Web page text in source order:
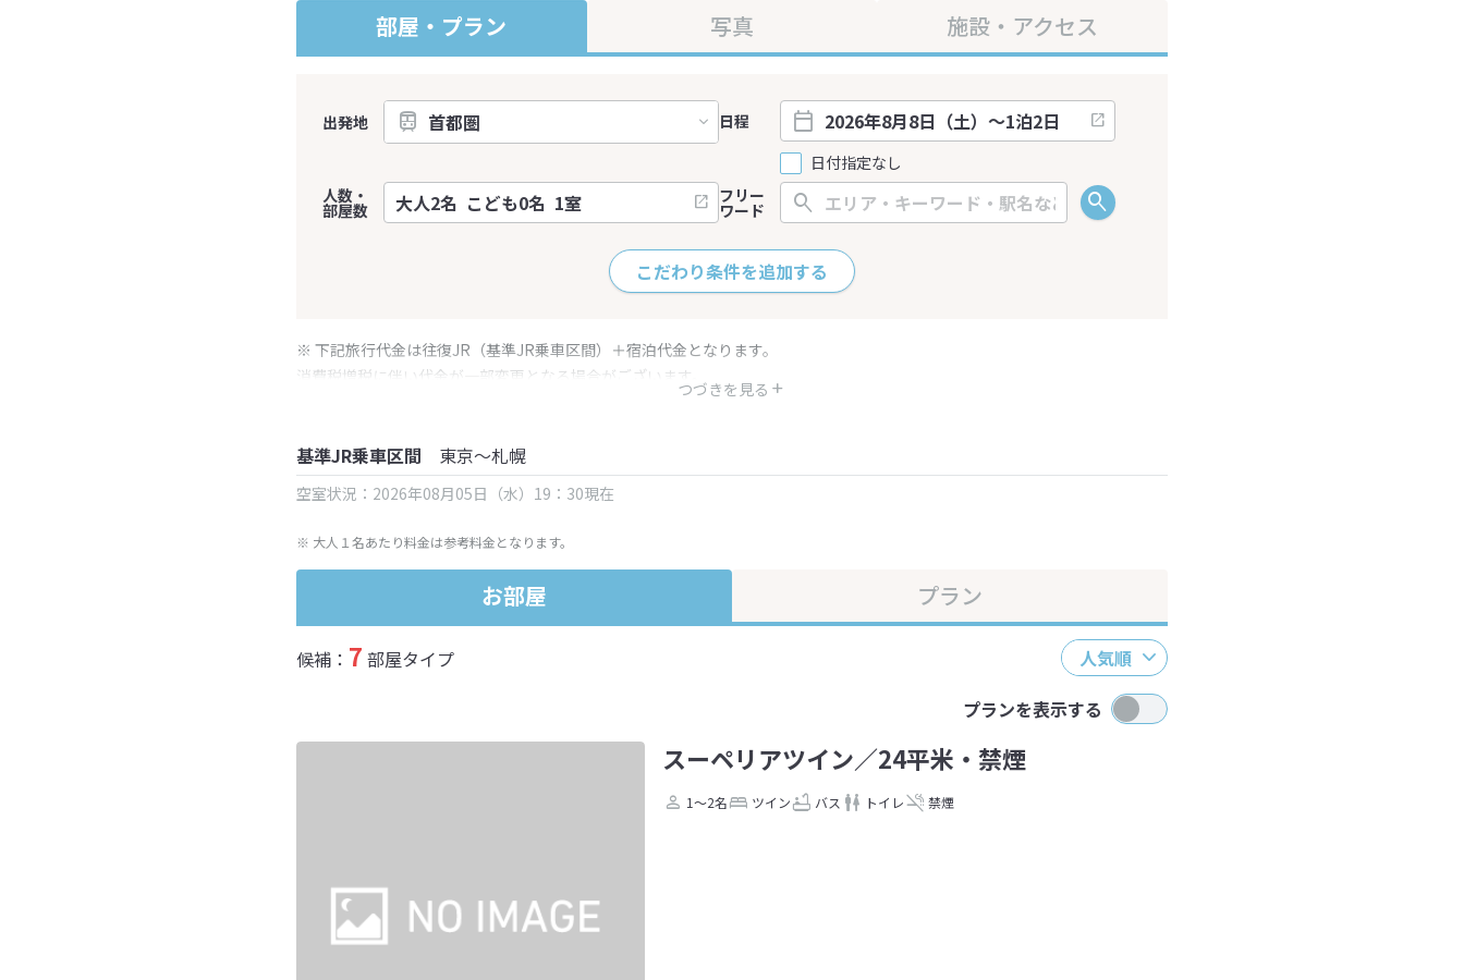
部屋・プラン 写真 施設・アクセス
出発地
日程
日付指定なし
人数・
部屋数
フリー
ワード
こだわり条件を追加する
つづきを見る
※ 下記旅行代金は往復JR（基準JR乗車区間）＋宿泊代金となります。
消費税増税に伴い代金が一部変更となる場合がございます。
※ 表示されている旅行代金・プラン内容は一定時間ごとに更新されます。最終確認画面でご確認ください。
基準JR乗車区間 東京～札幌
空室状況：2026年08月05日（水）19：30現在
※ 大人１名あたり料金は参考料金となります。
お部屋 プラン
候補： 7 部屋タイプ
人気順
プランを表示する
スーペリアツイン／24平米・禁煙
1～2名 ツイン バス トイレ 禁煙